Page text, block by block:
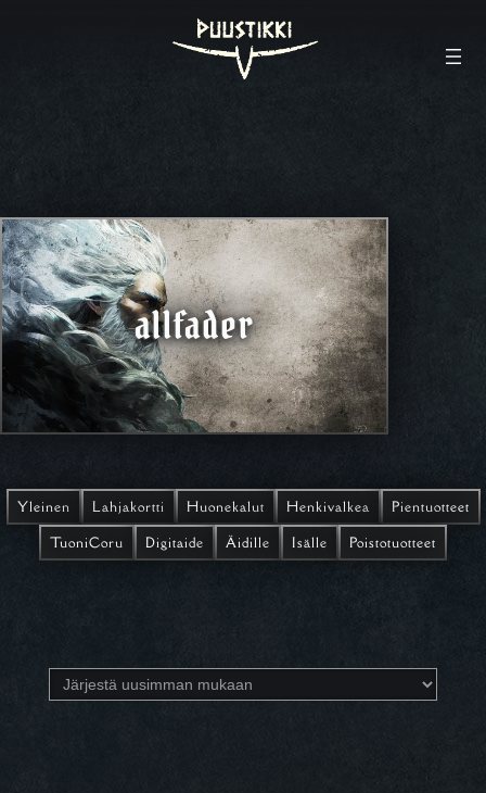
allfader
Yleinen Lahjakortti Huonekalut Henkivalkea
Pientuotteet
TuoniCoru
Digitaide Äidille Isälle Poistotuotteet